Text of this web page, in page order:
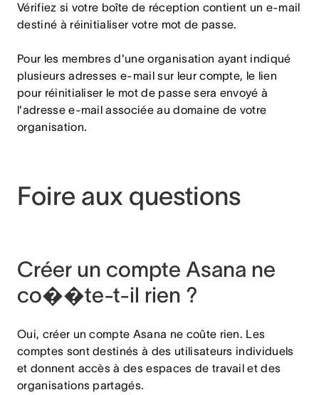
Vérifiez si votre boîte de réception contient un e-mail
destiné à réinitialiser votre mot de passe.
Pour les membres d'une organisation ayant indiqué
plusieurs adresses e-mail sur leur compte, le lien
pour réinitialiser le mot de passe sera envoyé à
l'adresse e-mail associée au domaine de votre
organisation.
Foire aux questions
Créer un compte Asana ne
co��te-t-il rien ?
Oui, créer un compte Asana ne coûte rien. Les
comptes sont destinés à des utilisateurs individuels
et donnent accès à des espaces de travail et des
organisations partagés.